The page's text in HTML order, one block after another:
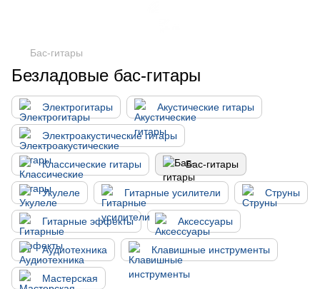
Бас-гитары
Безладовые бас-гитары
Электрогитары Акустические гитары
Электроакустические гитары
Классические гитары Бас-гитары
Укулеле Гитарные усилители Струны
Гитарные эффекты Аксессуары
Аудиотехника Клавишные инструменты
Мастерская